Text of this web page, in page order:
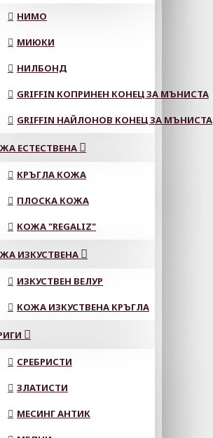
НИМО
МИЮКИ
НИЛБОНД
GRIFFIN КОПРИНЕН КОНЕЦ ЗА МЪНИСТА
GRIFFIN НАЙЛОНОВ КОНЕЦ ЗА МЪНИСТА
ЕСТЕСТВЕНА
КРЪГЛА КОЖА
ПЛОСКА КОЖА
КОЖА "REGALIZ"
ИЗКУСТВЕНА
ИЗКУСТВЕН ВЕЛУР
КОЖА ИЗКУСТВЕНА КРЪГЛА
СРЕБРИСТИ
ЗЛАТИСТИ
МЕСИНГ АНТИК